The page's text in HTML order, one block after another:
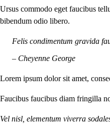
Ursus commodo eget faucibus
bibendum odio libero.
Felis condimentum gravida
– Cheyenne George
Lorem ipsum dolor sit amet,
Faucibus faucibus diam fringilla
Vel nisl, elementum viverra